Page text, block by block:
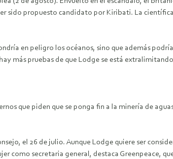
sido propuesto candidato por Kiribati. La
en peligro los océanos, sino que además
más pruebas de que Lodge se está
que piden que se ponga fin a la minería de
el 26 de julio. Aunque Lodge quiere ser
como secretaria general, destaca Greenpeace,